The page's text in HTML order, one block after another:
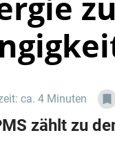
ca. 4 Minuten
zählt zu